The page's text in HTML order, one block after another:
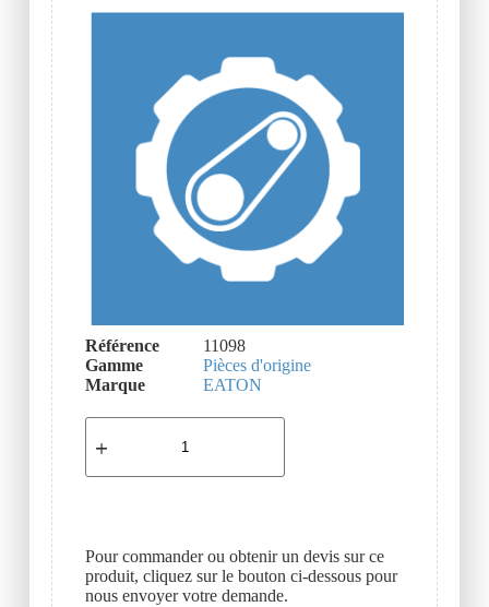
Référence
11098
Gamme
Pièces d'origine
Marque
EATON
Pour commander ou obtenir un devis sur ce
produit, cliquez sur le bouton ci-dessous pour
nous envoyer votre demande.